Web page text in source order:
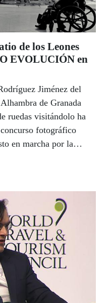
de los Leones
EVOLUCIÓN en
Jiménez del
de Granada
ruedas visitándolo ha
fotográfico
en marcha por la